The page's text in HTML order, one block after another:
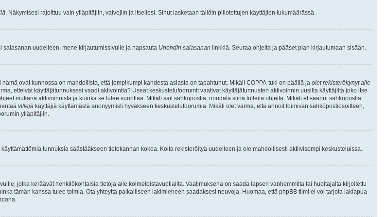
. Näkymisesi rajoittuu vain ylläpitäjiin, valvojiin ja itsellesi. Sinut lasketaan tällöin piilotettujen käyttäjien lukumäärässä.
uudelleen, mene kirjautumissivulle ja napsauta Unohdin salasanan linkkiä. Seuraa ohjeita ja pääset pian kirjautumaan sisään.
ovat kunnossa on mahdollista, että jompikumpi kahdesta asiasta on tapahtunut. Mikäli COPPA-tuki on päällä ja olet rekisteröitynyt alle
etteivät käyttäjätunnuksesi vaadi aktivointia? Useat keskustelufoorumit vaativat käyttäjätunnusten aktivoinnin uusilta käyttäjiltä joko itse
mukana aktivoinnista ja kuinka se tulee suorittaa. Mikäli sait sähköpostia, noudata siinä tulleita ohjeita. Mikäli et saanut sähköpostia.
villejä käyttäjiä käyttämästä anonyymisti hyväkseen keskustelufoorumia. Mikäli olet varma, että annoit toimivan sähköpostiosoitteen,
ylläpitäjiin.
tunnuksia säästääkseen tietokannan kokoa. Koita rekisteröityä uudelleen ja ole mahdollisesti aktiivisempi keskusteluissa.
jotka keräävät henkilökohtaisia tietoja alle kolmetoistavuotiailta. Vaatimuksena on saada lapsen vanhemmilta tai huoltajalta kirjoitettu
tämän kanssa tulee toimia, Ota yhteyttä paikalliseen lakimieheen saadaksesi neuvoja. Huomaa, että phpBB tiimi ei voi tarjota lakiapua